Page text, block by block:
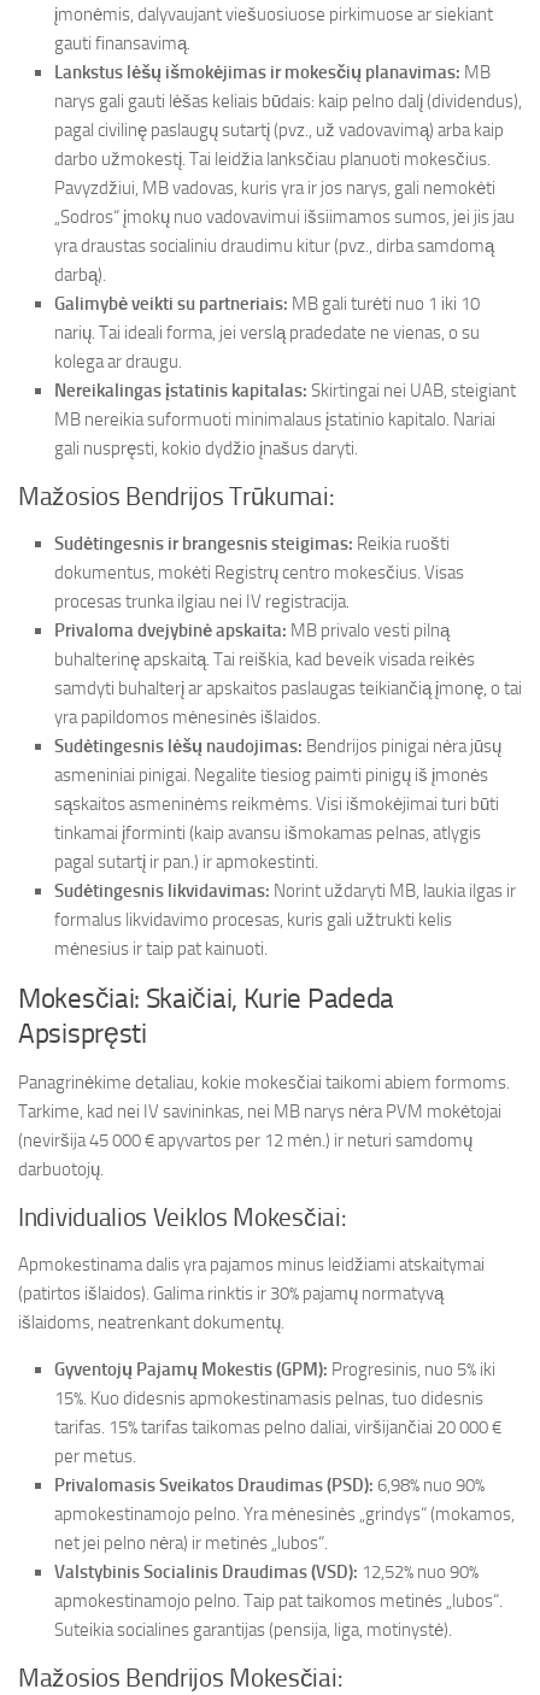
įmonėmis, dalyvaujant viešuosiuose pirkimuose ar siekiant
gauti finansavimą.
Lankstus lėšų išmokėjimas ir mokesčių planavimas: MB
narys gali gauti lėšas keliais būdais: kaip pelno dalį (dividendus),
pagal civilinę paslaugų sutartį (pvz., už vadovavimą) arba kaip
darbo užmokestį. Tai leidžia lanksčiau planuoti mokesčius.
Pavyzdžiui, MB vadovas, kuris yra ir jos narys, gali nemokėti
„Sodros“ įmokų nuo vadovavimui išsiimamos sumos, jei jis jau
yra draustas socialiniu draudimu kitur (pvz., dirba samdomą
darbą).
Galimybė veikti su partneriais: MB gali turėti nuo 1 iki 10
narių. Tai ideali forma, jei verslą pradedate ne vienas, o su
kolega ar draugu.
Nereikalingas įstatinis kapitalas: Skirtingai nei UAB, steigiant
MB nereikia suformuoti minimalaus įstatinio kapitalo. Nariai
gali nuspręsti, kokio dydžio įnašus daryti.
Mažosios Bendrijos Trūkumai:
Sudėtingesnis ir brangesnis steigimas: Reikia ruošti
dokumentus, mokėti Registrų centro mokesčius. Visas
procesas trunka ilgiau nei IV registracija.
Privaloma dvejybinė apskaita: MB privalo vesti pilną
buhalterinę apskaitą. Tai reiškia, kad beveik visada reikės
samdyti buhalterį ar apskaitos paslaugas teikiančią įmonę, o tai
yra papildomos mėnesinės išlaidos.
Sudėtingesnis lėšų naudojimas: Bendrijos pinigai nėra jūsų
asmeniniai pinigai. Negalite tiesiog paimti pinigų iš įmonės
sąskaitos asmeninėms reikmėms. Visi išmokėjimai turi būti
tinkamai įforminti (kaip avansu išmokamas pelnas, atlygis
pagal sutartį ir pan.) ir apmokestinti.
Sudėtingesnis likvidavimas: Norint uždaryti MB, laukia ilgas ir
formalus likvidavimo procesas, kuris gali užtrukti kelis
mėnesius ir taip pat kainuoti.
Mokesčiai: Skaičiai, Kurie Padeda
Apsispręsti
Panagrinėkime detaliau, kokie mokesčiai taikomi abiem formoms.
Tarkime, kad nei IV savininkas, nei MB narys nėra PVM mokėtojai
(neviršija 45 000 € apyvartos per 12 mėn.) ir neturi samdomų
darbuotojų.
Individualios Veiklos Mokesčiai:
Apmokestinama dalis yra pajamos minus leidžiami atskaitymai
(patirtos išlaidos). Galima rinktis ir 30% pajamų normatyvą
išlaidoms, neatrenkant dokumentų.
Gyventojų Pajamų Mokestis (GPM): Progresinis, nuo 5% iki
15%. Kuo didesnis apmokestinamasis pelnas, tuo didesnis
tarifas. 15% tarifas taikomas pelno daliai, viršijančiai 20 000 €
per metus.
Privalomasis Sveikatos Draudimas (PSD): 6,98% nuo 90%
apmokestinamojo pelno. Yra mėnesinės „grindys“ (mokamos,
net jei pelno nėra) ir metinės „lubos“.
Valstybinis Socialinis Draudimas (VSD): 12,52% nuo 90%
apmokestinamojo pelno. Taip pat taikomos metinės „lubos“.
Suteikia socialines garantijas (pensija, liga, motinystė).
Mažosios Bendrijos Mokesčiai: